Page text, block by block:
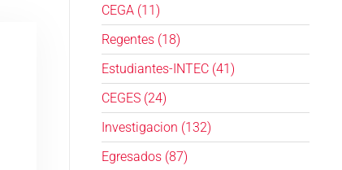
CEGA (11)
Regentes (18)
Estudiantes-INTEC (41)
CEGES (24)
Investigacion (132)
Egresados (87)